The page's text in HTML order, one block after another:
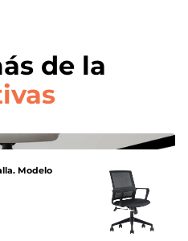
de la
Modelo